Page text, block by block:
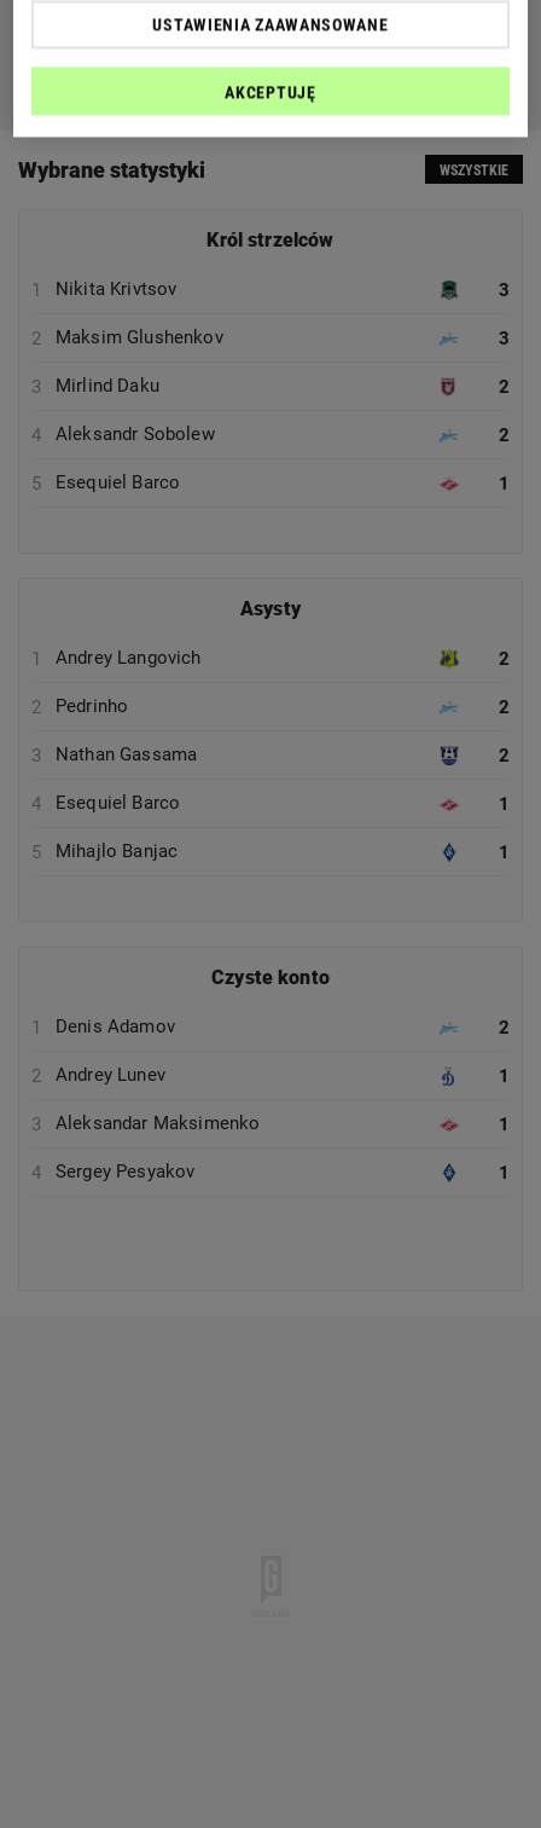
Wybrane statystyki WSZYSTKIE
Król strzelców
1 Nikita Krivtsov 3
2 Maksim Glushenkov 3
3 Mirlind Daku 2
4 Aleksandr Sobolew 2
5 Esequiel Barco 1
Asysty
1 Andrey Langovich 2
2 Pedrinho 2
3 Nathan Gassama 2
4 Esequiel Barco 1
5 Mihajlo Banjac 1
Czyste konto
1 Denis Adamov 2
2 Andrey Lunev 1
3 Aleksandar Maksimenko 1
4 Sergey Pesyakov 1
USTAWIENIA ZAAWANSOWANE
AKCEPTUJĘ